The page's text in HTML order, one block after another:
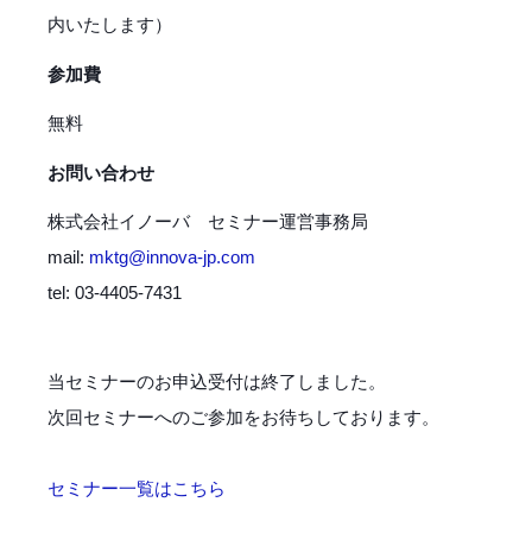
内いたします）
参加費
無料
お問い合わせ
株式会社イノーバ セミナー運営事務局
mail: mktg@innova-jp.com
tel: 03-4405-7431
当セミナーのお申込受付は終了しました。
次回セミナーへのご参加をお待ちしております。
セミナー一覧はこちら